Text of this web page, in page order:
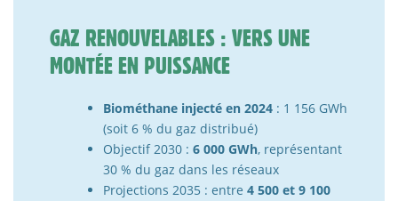
GAZ RENOUVELABLES : VERS UNE
MONTÉE EN PUISSANCE
Biométhane injecté en 2024 : 1 156 GWh
(soit 6 % du gaz distribué)
Objectif 2030 : 6 000 GWh, représentant
30 % du gaz dans les réseaux
Projections 2035 : entre 4 500 et 9 100